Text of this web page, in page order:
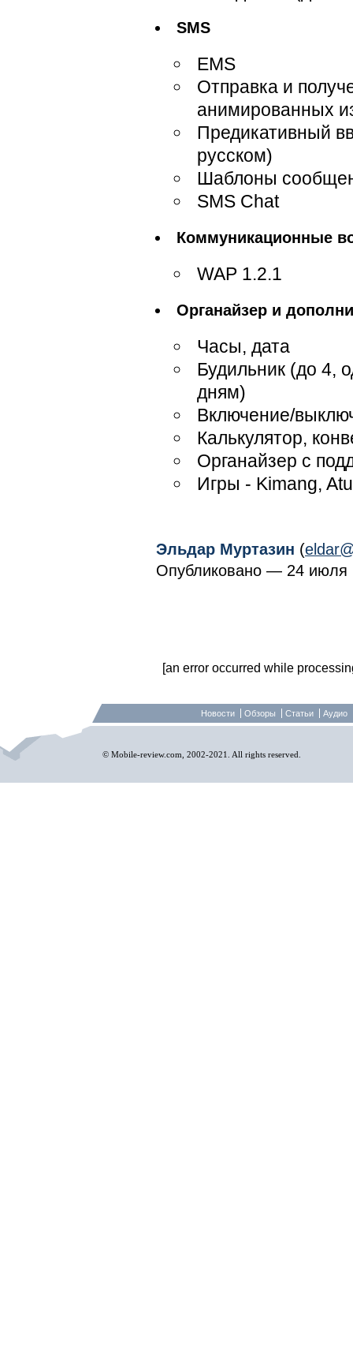
SMS
EMS
Отправка и
анимированных
Предикативный
русском)
Шаблоны
SMS Chat
Коммуникационные
WAP 1.2.1
Органайзер и
Часы, дата
Будильник (до 4,
дням)
Включение/
Калькулятор,
Органайзер с
Игры - Kimang,
Эльдар Муртазин (
Опубликовано — 24 июля
[an error occurred while
Новости Обзоры Статьи Аудио
© Mobile-review.com, 2002-2021. All rights reserved.